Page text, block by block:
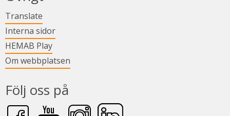
Translate
Interna sidorLänk till annan webbplats.
HEMAB PlayLänk till annan webbplats.
Om webbplatsen
Följ oss på